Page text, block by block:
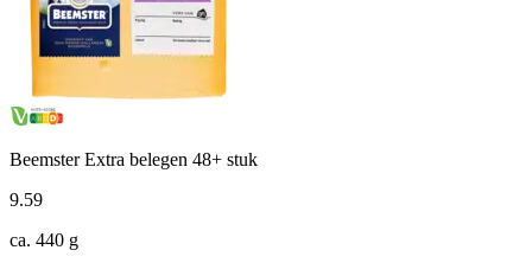
Beemster Extra belegen 48+ stuk
9.59
ca. 440 g